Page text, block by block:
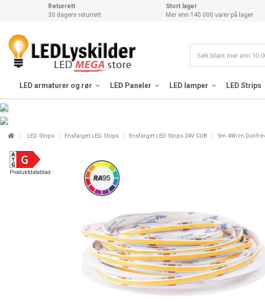
Returrett
30 dagers returrett
Stort lager
Mer enn 140 000 varer på lager
LED armaturer og rør LED Paneler LED lamper LED Strips
LED Strips Ensfarget LED Strips Ensfarget LED Strips 24V COB 5m 4W/m Dot-
Produktdatablad